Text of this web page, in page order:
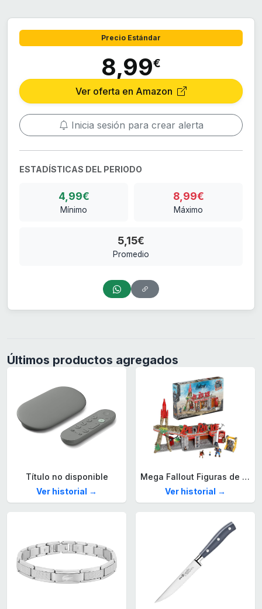
Precio Estándar
8,99€
Ver oferta en Amazon
Inicia sesión para crear alerta
ESTADÍSTICAS DEL PERIODO
4,99€
Mínimo
8,99€
Máximo
5,15€
Promedio
Últimos productos agregados
Título no disponible
Ver historial →
Mega Fallout Figuras de acción y Juguetes de construcción, Parada de Camiones Red Rocket con 824 Piezas, 2 Personajes articulados y Accesorios, para coleccionistas, HXT00
Ver historial →